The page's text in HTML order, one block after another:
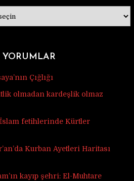
Çığlığı
olmadan kardeşlik olmaz
fetihlerinde Kürtleriçin
Kurban Ayetleri Haritası
kayıp şehri: El-Muhtareiçin